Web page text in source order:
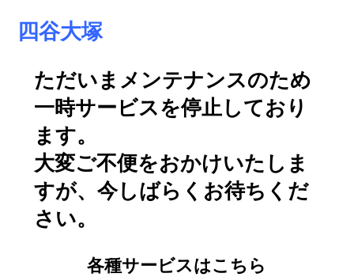
四谷大塚
ただいまメンテナンスのため
一時サービスを停止しており
ます。
大変ご不便をおかけいたしま
すが、今しばらくお待ちくだ
さい。
各種サービスはこちら